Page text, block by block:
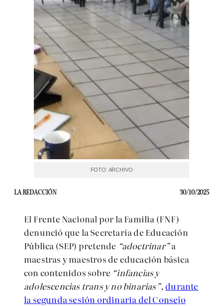
FOTO: ARCHIVO
LA REDACCIÓN 30/10/2025
El Frente Nacional por la Familia (FNF)
denunció que la Secretaría de Educación
Pública (SEP) pretende “adoctrinar”a
maestras y maestros de educación básica
con contenidos sobre “infancias y
adolescencias trans y no binarias”, durante
la segunda sesión ordinaria del Consejo